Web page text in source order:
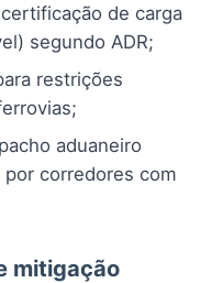
de carga
segundo ADR;
restrições
aduaneiro
corredores com
mitigação